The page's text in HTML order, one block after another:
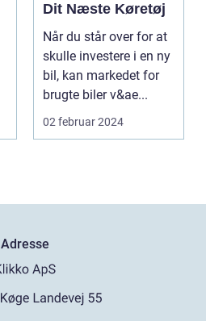
Dit Næste Køretøj
Når du står over for at
skulle investere i en ny
bil, kan markedet for
brugte biler v&ae...
02 februar 2024
Adresse